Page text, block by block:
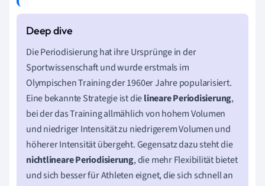
Die Periodisierung hat ihre Ursprünge in der
Sportwissenschaft und wurde erstmals im
Olympischen Training der 1960er Jahre popularisiert.
Eine bekannte Strategie ist dielineare Periodisierung,
bei der das Training allmählich von hohem Volumen
und niedriger Intensität zu niedrigerem Volumen und
höherer Intensität übergeht. Gegensatz dazu steht die
nichtlineare Periodisierung, die mehr Flexibilität bietet
und sich besser für Athleten eignet, die sich schnell an